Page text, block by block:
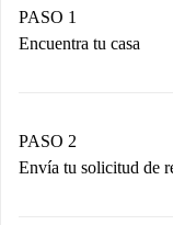
PASO 1
Encuentra tu casa
Tienes toda la
PASO 2
Envía tu solicitud de